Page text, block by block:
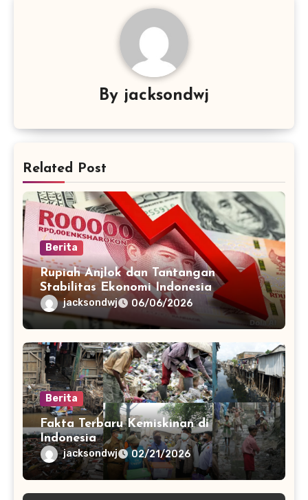
By jacksondwj
Related Post
Berita
Rupiah Anjlok dan Tantangan
Stabilitas Ekonomi Indonesia
jacksondwj 06/06/2026
Berita
Fakta Terbaru Kemiskinan di
Indonesia
jacksondwj 02/21/2026